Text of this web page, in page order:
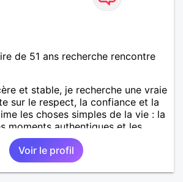
de 51 ans recherche rencontre
et stable, je recherche une vraie
sur le respect, la confiance et la
les choses simples de la vie : la
moments authentiques et les
cœur 🌊🌿 Très câlin et
les petits moments de tendresse
😊❤️ La solitude finit parfois
tu es en Nouvelle-Calédonie et
Voir le profil